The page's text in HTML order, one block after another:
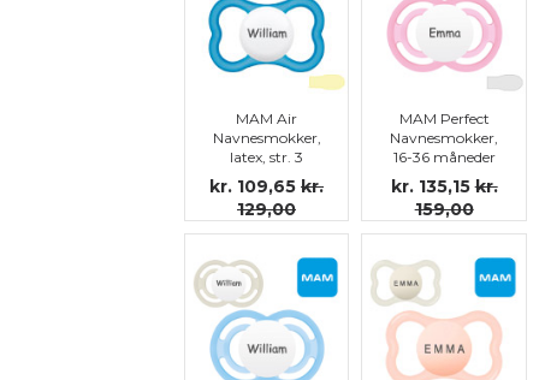
MAM Air
Navnesmokker,
latex, str. 3
kr. 109,65 kr.
129,00
MAM Perfect
Navnesmokker,
16-36 måneder
kr. 135,15 kr.
159,00